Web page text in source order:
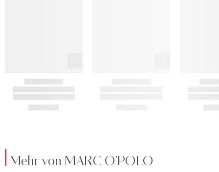
Mehr von MARC O'POLO